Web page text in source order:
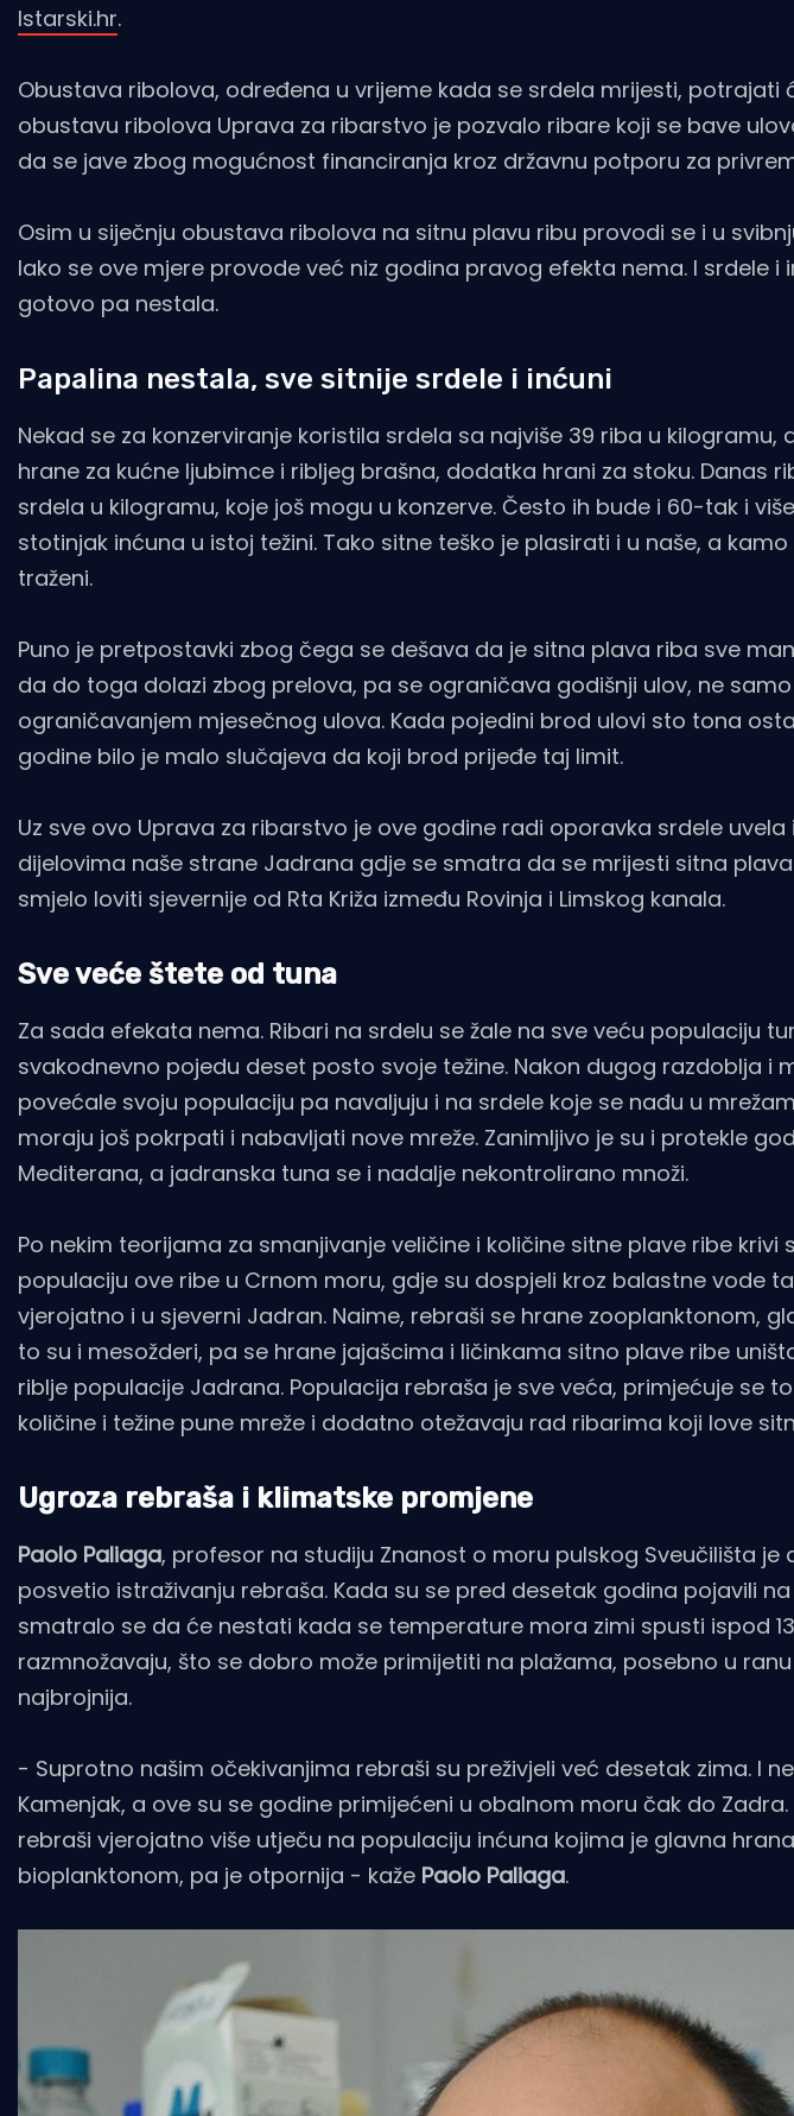
Istarski.hr.
Obustava ribolova, određena u vrijeme kada se srdela mrijesti, potrajati
obustavu ribolova Uprava za ribarstvo je pozvalo ribare koji se bave
da se jave zbog mogućnost financiranja kroz državnu potporu za
Osim u siječnju obustava ribolova na sitnu plavu ribu provodi se i u
Iako se ove mjere provode već niz godina pravog efekta nema. I srdele i
gotovo pa nestala.
Papalina nestala, sve sitnije srdele i inćuni
Nekad se za konzerviranje koristila srdela sa najviše 39 riba u kilogramu,
hrane za kućne ljubimce i ribljeg brašna, dodatka hrani za stoku. Danas
srdela u kilogramu, koje još mogu u konzerve. Često ih bude i 60-tak i
stotinjak inćuna u istoj težini. Tako sitne teško je plasirati i u naše, a
traženi.
Puno je pretpostavki zbog čega se dešava da je sitna plava riba sve
da do toga dolazi zbog prelova, pa se ograničava godišnji ulov, ne
ograničavanjem mjesečnog ulova. Kada pojedini brod ulovi sto tona
godine bilo je malo slučajeva da koji brod prijeđe taj limit.
Uz sve ovo Uprava za ribarstvo je ove godine radi oporavka srdele
dijelovima naše strane Jadrana gdje se smatra da se mrijesti sitna
smjelo loviti sjevernije od Rta Križa između Rovinja i Limskog kanala.
Sve veće štete od tuna
Za sada efekata nema. Ribari na srdelu se žale na sve veću populaciju
svakodnevno pojedu deset posto svoje težine. Nakon dugog razdoblja i
povećale svoju populaciju pa navaljuju i na srdele koje se nađu u
moraju još pokrpati i nabavljati nove mreže. Zanimljivo je su i protekle
Mediterana, a jadranska tuna se i nadalje nekontrolirano množi.
Po nekim teorijama za smanjivanje veličine i količine sitne plave ribe krivi
populaciju ove ribe u Crnom moru, gdje su dospjeli kroz balastne vode
vjerojatno i u sjeverni Jadran. Naime, rebraši se hrane zooplanktonom,
to su i mesožderi, pa se hrane jajašcima i ličinkama sitno plave ribe
riblje populacije Jadrana. Populacija rebraša je sve veća, primjećuje se
količine i težine pune mreže i dodatno otežavaju rad ribarima koji love
Ugroza rebraša i klimatske promjene
Paolo Paliaga, profesor na studiju Znanost o moru pulskog Sveučilišta
posvetio istraživanju rebraša. Kada su se pred desetak godina pojavili
smatralo se da će nestati kada se temperature mora zimi spusti ispod
razmnožavaju, što se dobro može primijetiti na plažama, posebno u
najbrojnija.
- Suprotno našim očekivanjima rebraši su preživjeli već desetak zima. I
Kamenjak, a ove su se godine primijećeni u obalnom moru čak do
rebraši vjerojatno više utječu na populaciju inćuna kojima je glavna
bioplanktonom, pa je otpornija - kaže Paolo Paliaga.